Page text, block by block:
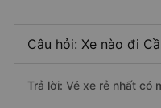
Câu hỏi: Xe nào đi
Trả lời: Vé xe rẻ nhất có